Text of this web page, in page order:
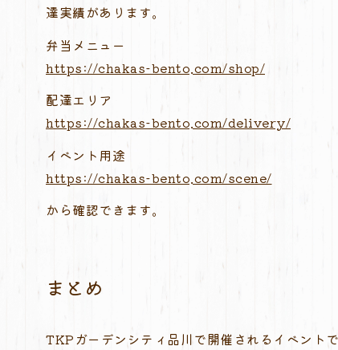
達実績があります。
弁当メニュー
https://chakas-bento.com/shop/
配達エリア
https://chakas-bento.com/delivery/
イベント用途
https://chakas-bento.com/scene/
から確認できます。
まとめ
TKPガーデンシティ品川で開催されるイベント